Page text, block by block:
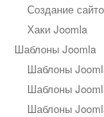
Создание
Хаки Joomla
Шаблоны Joomla
Шаблоны
Шаблоны
Шаблоны